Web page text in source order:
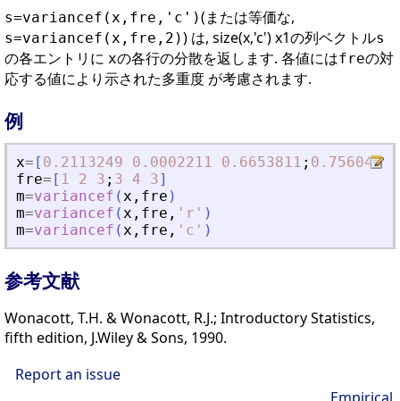
s=variancef(x,fre,'c')(または等価な,
s=variancef(x,fre,2)) は, size(x,'c') x1の列ベクトルs
の各エントリに xの各行の分散を返します. 各値にはfreの対
応する値により示された多重度 が考慮されます.
例
x= [ 0.2113249 0.0002211 0.6653811 ; 0.7560439
fre= [ 1 2 3 ; 3 4 3]
m=variancef (x , fre )
m=variancef (x , fre , ' r ' )
m=variancef (x , fre , ' c ' )
参考文献
Wonacott, T.H. & Wonacott, R.J.; Introductory Statistics,
fifth edition, J.Wiley & Sons, 1990.
Report an issue